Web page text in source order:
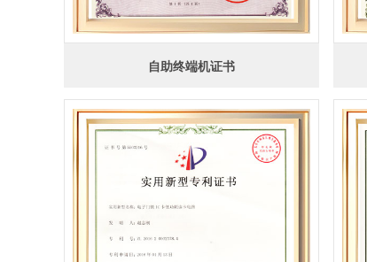
自助终端机证书